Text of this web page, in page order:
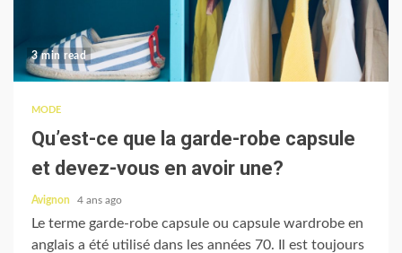
3 min read
MODE
Qu’est-ce que la garde-robe capsule
et devez-vous en avoir une?
Avignon 4 ans ago
Le terme garde-robe capsule ou capsule wardrobe en
anglais a été utilisé dans les années 70. Il est toujours